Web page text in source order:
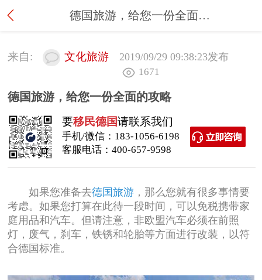
德国旅游，给您一份全面的攻略
来自: 文化旅游 2019/09/29 09:38:23发布
1671
德国旅游，给您一份全面的攻略
要移民德国请联系我们
手机/微信： 183-1056-6198
客服电话： 400-657-9598
如果您准备去德国旅游 ，那么您就有很多事情要
考虑。如果您打算在此待一段时间，可以免税携带家
庭用品和汽车。但请注意，非欧盟汽车必须在前照
灯，废气，刹车，铁锈和轮胎等方面进行改装，以符
合德国标准。